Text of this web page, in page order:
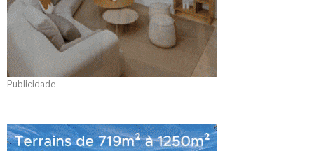
Publicidade